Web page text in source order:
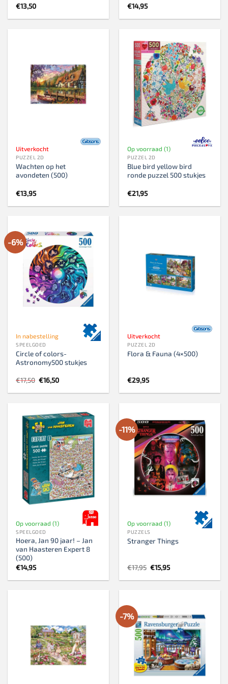
€13,50 €14,95
Uitverkocht
PUZZEL 2D
Wachten op het
avondeten (500)
€13,95
Op voorraad (1)
PUZZEL 2D
Blue bird yellow bird
ronde puzzel 500 stukjes
€21,95
-6%
In nabestelling
SPEELGOED
Circle of colors-
Astronomy500 stukjes
€17,50 Oorspronkelijke
prijs
was:
€16,50Huidige
is:
Uitverkocht
PUZZEL 2D
Flora & Fauna (4×500)
€29,95
Op voorraad (1)
SPEELGOED
Hoera, Jan 90 jaar! – Jan
van Haasteren Expert 8
(500)
€14,95
-11%
Op voorraad (1)
PUZZELS
Stranger Things
€17,95 Oorspronkelijke
prijs
was:
€15,95Huidige
is:
-7%